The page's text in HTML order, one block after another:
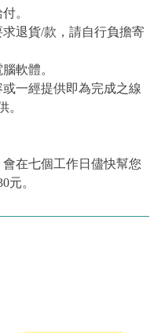
。
退貨/款，請自行負擔寄
軟體。
一經提供即為完成之線
。
在七個工作日儘快幫您
元。